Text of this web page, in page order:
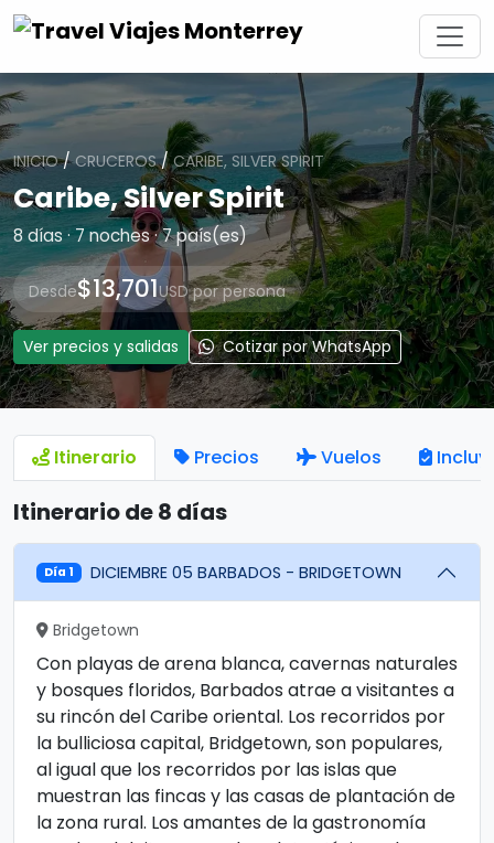
INICIO/CRUCEROS/CARIBE, SILVER SPIRIT
Caribe, Silver Spirit
8 días · 7 noches · 7 país(es)
Desde$13,701USD por persona
Ver precios y salidas Cotizar por WhatsApp
Itinerario Precios Vuelos
Itinerario de 8 días
Día 1 DICIEMBRE 05 BARBADOS - BRIDGETOWN
Bridgetown
Con playas de arena blanca, cavernas naturales
y bosques floridos, Barbados atrae a visitantes a
su rincón del Caribe oriental. Los recorridos por
la bulliciosa capital, Bridgetown, son populares,
al igual que los recorridos por las islas que
muestran las fincas y las casas de plantación de
la zona rural. Los amantes de la gastronomía